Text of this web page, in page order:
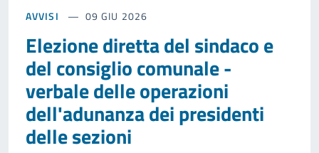
AVVISI 09 GIU 2026
Elezione diretta del sindaco e
del consiglio comunale -
verbale delle operazioni
dell'adunanza dei presidenti
delle sezioni